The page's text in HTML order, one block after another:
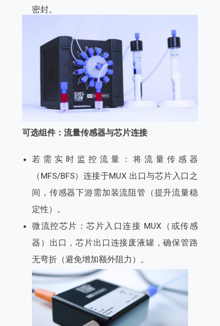
密封。
可选组件：流量传感器与芯片连接
若需实时监控流量：将流量传感器
（MFS/BFS）连接于MUX 出口与芯片入口之
间，传感器下游需加装流阻管（提升流量稳
定性）。
微流控芯片：芯片入口连接 MUX（或传感
器）出口，芯片出口连接废液罐，确保管路
无弯折（避免增加额外阻力）。